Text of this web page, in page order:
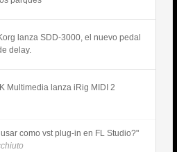
lanza SDD-3000, el nuevo pedal
delay.
IK Multimedia lanza iRig MIDI 2
como vst plug-in en FL Studio?"